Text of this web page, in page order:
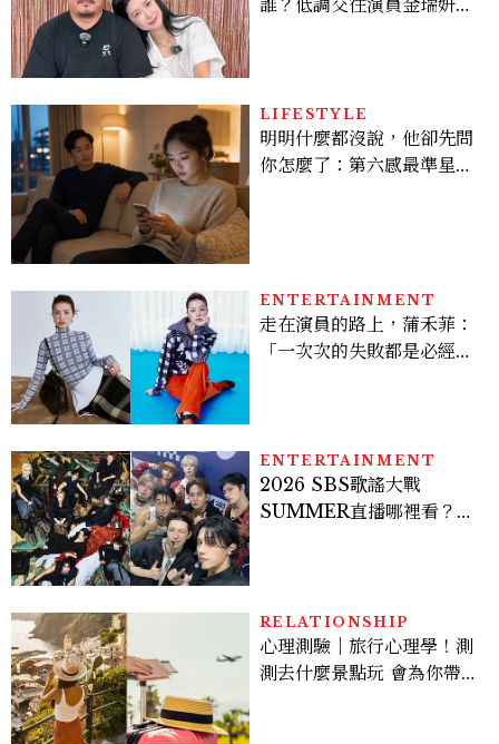
誰？低調交往演員金瑞妍、
LIFESTYLE
明明什麼都沒說，他卻先問
你怎麼了：第六感最準星座
ENTERTAINMENT
走在演員的路上，蒲禾菲：
「一次次的失敗都是必經過
ENTERTAINMENT
2026 SBS歌謠大戰
SUMMER直播哪裡看？
RELATIONSHIP
心理測驗｜旅行心理學！測
測去什麼景點玩 會為你帶來